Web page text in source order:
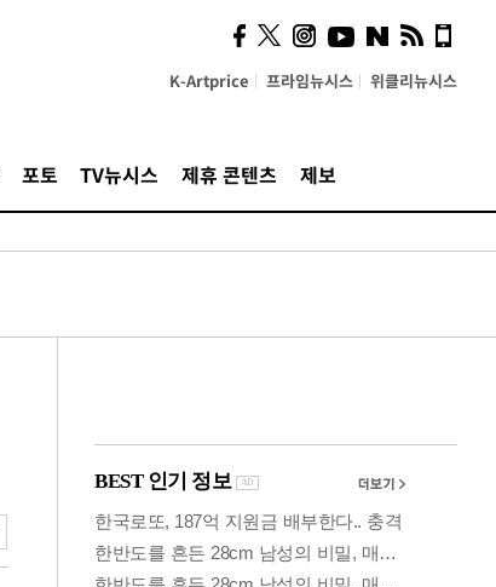
K-Artprice 프라임뉴시스 위클리뉴시스
포토 TV뉴시스 제휴 콘텐츠 제보
의견, 국토부·LH에 충실히
전달할 것"